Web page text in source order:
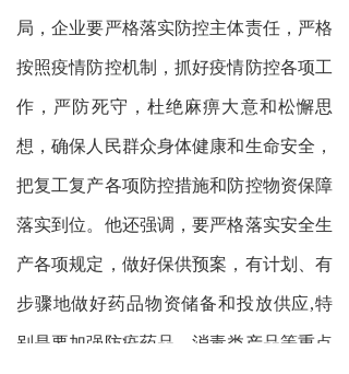
局，企业要严格落实防控主体责任，严格
按照疫情防控机制，抓好疫情防控各项工
作，严防死守，杜绝麻痹大意和松懈思
想，确保人民群众身体健康和生命安全，
把复工复产各项防控措施和防控物资保障
落实到位。他还强调，要严格落实安全生
产各项规定，做好保供预案，有计划、有
步骤地做好药品物资储备和投放供应,特
别是要加强防疫药品、消毒类产品等重点